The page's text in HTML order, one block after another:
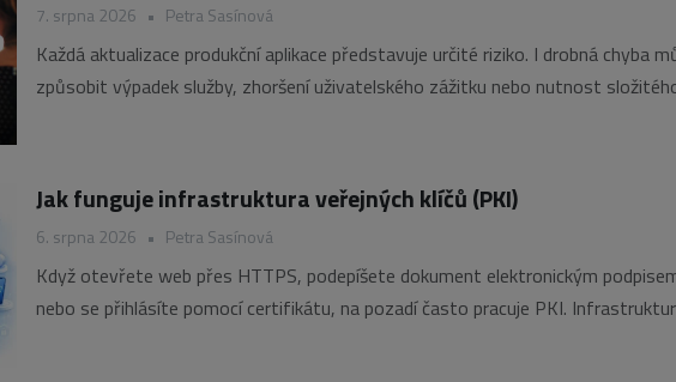
7. srpna 2026 • Petra Sasínová
Každá aktualizace produkční aplikace představuje určité riziko. I drobná chyba
způsobit výpadek služby, zhoršení uživatelského zážitku nebo nutnost
Jak funguje infrastruktura veřejných klíčů (PKI)
6. srpna 2026 • Petra Sasínová
Když otevřete web přes HTTPS, podepíšete dokument elektronickým
nebo se přihlásíte pomocí certifikátu, na pozadí často pracuje PKI.